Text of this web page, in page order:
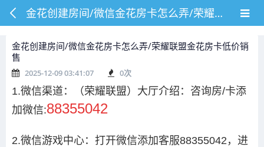
金花创建房间/微信金花房卡怎么弄/荣耀联盟金花房卡低价销售
金花创建房间/微信金花房卡怎么弄/荣耀联盟金花房卡低价销
售
2025-12-09 03:41:07 0次
1.微信渠道：
（荣耀联盟）大厅介绍：咨询房/卡添
加微信:88355042
2.微信游戏中心：打开微信添加客服88355042，进